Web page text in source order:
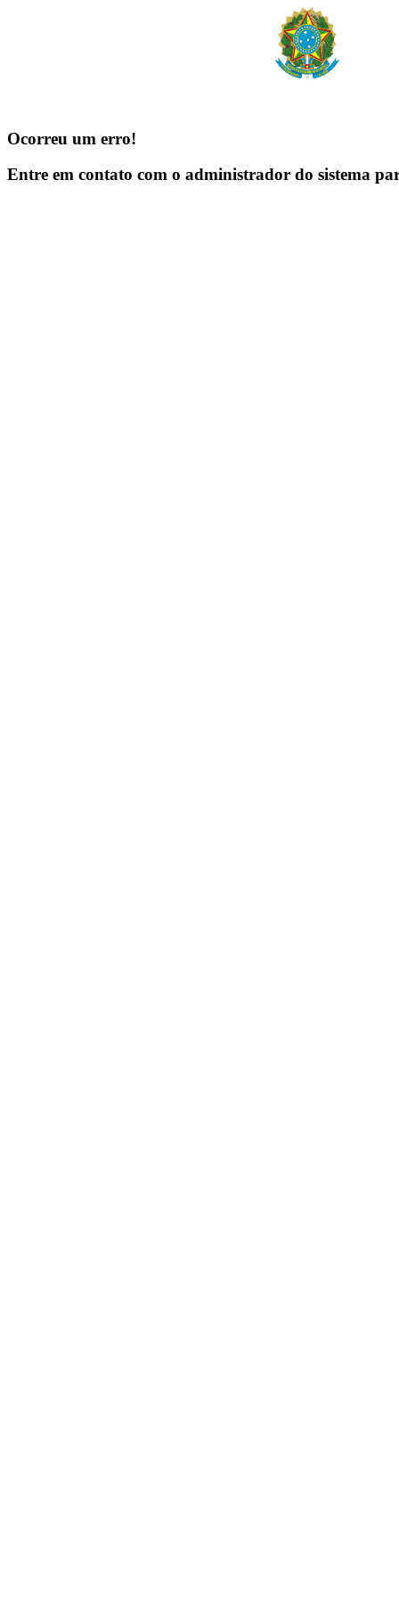
Ocorreu um erro!
Entre em contato com o administrador do sistema